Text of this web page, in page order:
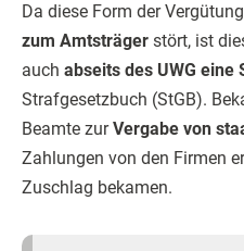
Da diese Form der
zum Amtsträger stört, ist
auch abseits des UWG eine
Strafgesetzbuch (StGB).
Beamte zurVergabe von
Zahlungen von den Firmen
Zuschlag bekamen.